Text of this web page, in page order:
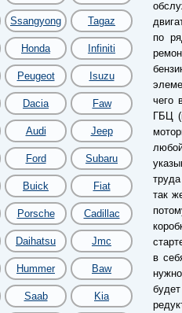
Ssangyong Tagaz
Honda Infiniti
Peugeot Isuzu
Dacia Faw
Audi Jeep
Ford Subaru
Buick Fiat
Porsche Cadillac
Daihatsu Jmc
Hummer Baw
Saab Kia
по
чего
ГБЦ
так
в